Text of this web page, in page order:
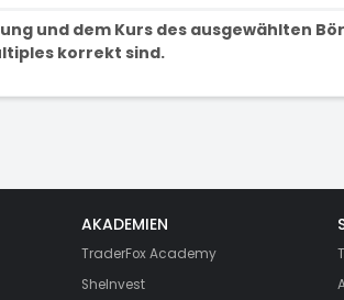
und dem Kurs des ausgewählten
korrekt sind.
AKADEMIEN
TraderFox Academy
SheInvest